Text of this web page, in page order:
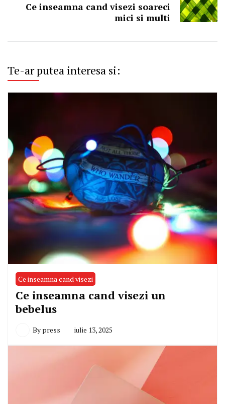
Ce inseamna cand visezi soareci
mici si multi
Te-ar putea interesa si:
Ce inseamna cand visezi
Ce inseamna cand visezi un
bebelus
By press iulie 13, 2025